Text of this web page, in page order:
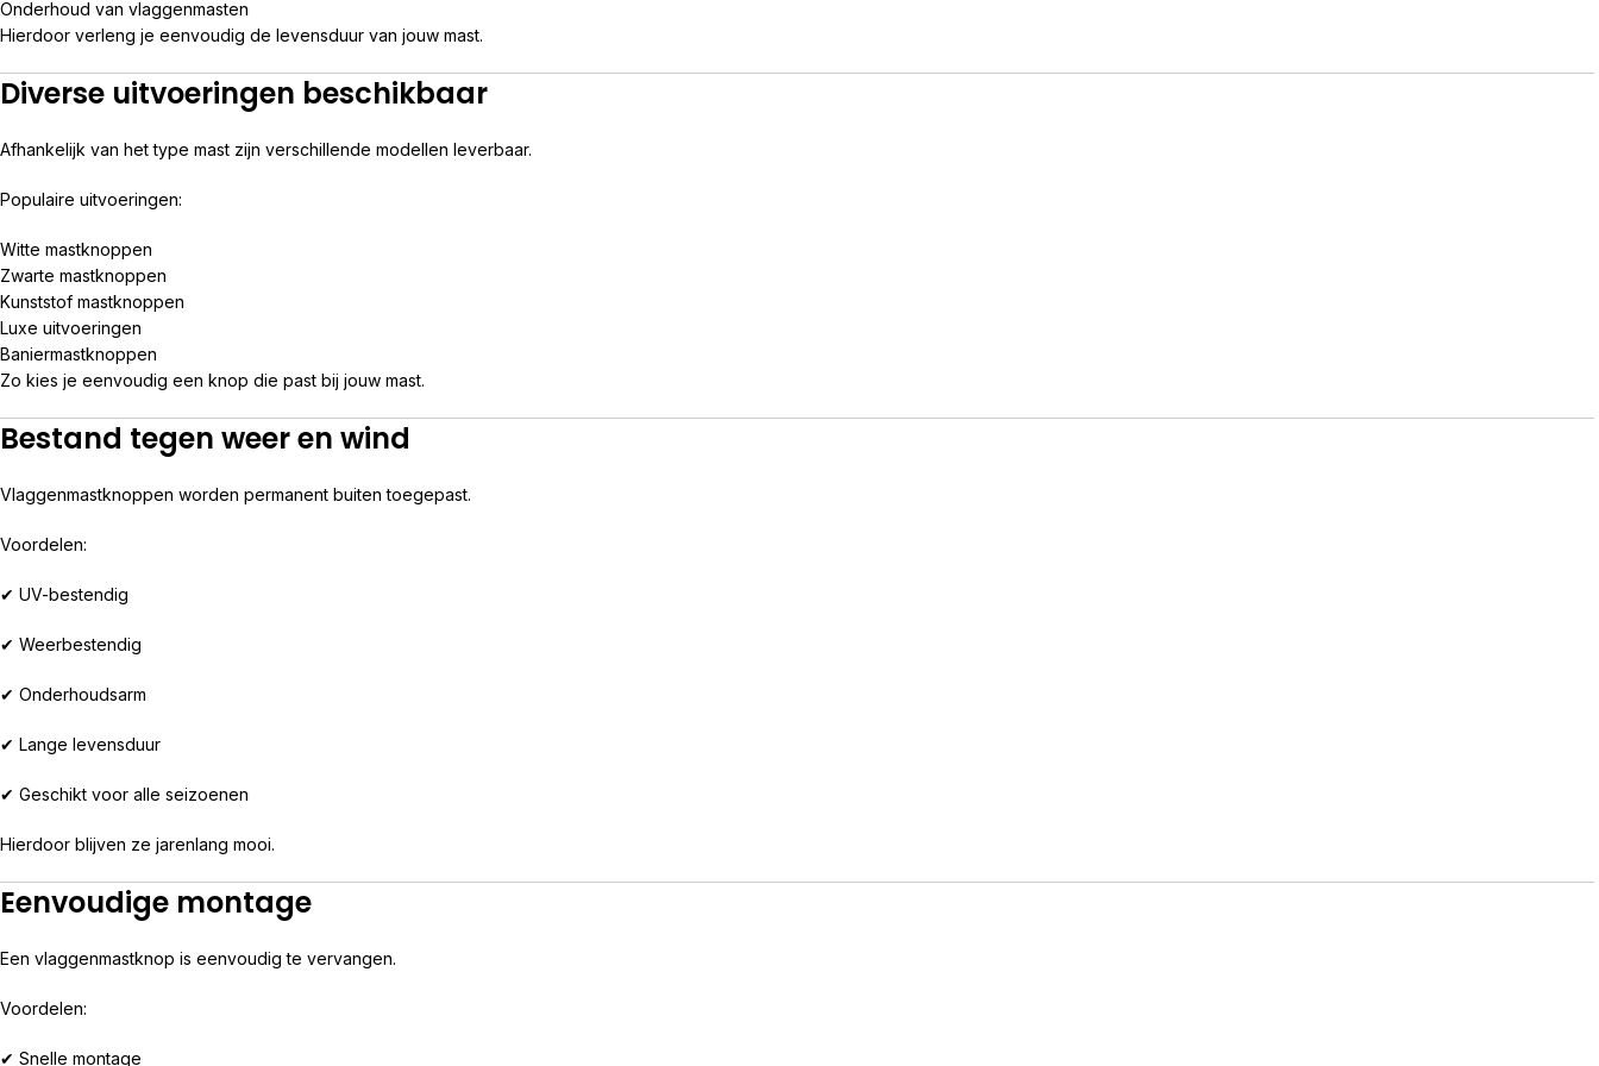
Onderhoud van vlaggenmasten
Hierdoor verleng je eenvoudig de levensduur van jouw mast.
Diverse uitvoeringen beschikbaar
Afhankelijk van het type mast zijn verschillende modellen leverbaar.
Populaire uitvoeringen:
Witte mastknoppen
Zwarte mastknoppen
Kunststof mastknoppen
Luxe uitvoeringen
Baniermastknoppen
Zo kies je eenvoudig een knop die past bij jouw mast.
Bestand tegen weer en wind
Vlaggenmastknoppen worden permanent buiten toegepast.
Voordelen:
✔ UV-bestendig
✔ Weerbestendig
✔ Onderhoudsarm
✔ Lange levensduur
✔ Geschikt voor alle seizoenen
Hierdoor blijven ze jarenlang mooi.
Eenvoudige montage
Een vlaggenmastknop is eenvoudig te vervangen.
Voordelen:
✔ Snelle montage